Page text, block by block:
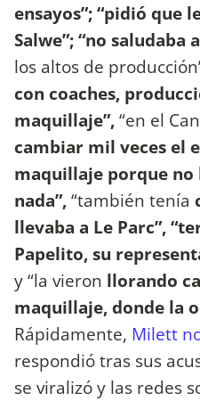
ensayos”; “pidió que
Salwe”; “no saludaba
los altos de
con coaches,
maquillaje”,“en el
cambiar mil veces el
maquillaje porque no
nada”,“también tenía
llevaba a Le Parc”,
Papelito, su
y “la vieron llorando
maquillaje, donde la
Rápidamente, Milett
respondió tras sus
se viralizó y las redes